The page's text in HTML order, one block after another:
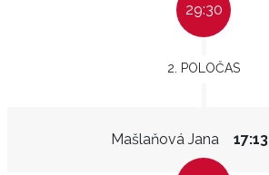
29:30
2. POLOČAS
Mašlaňová Jana 17:13